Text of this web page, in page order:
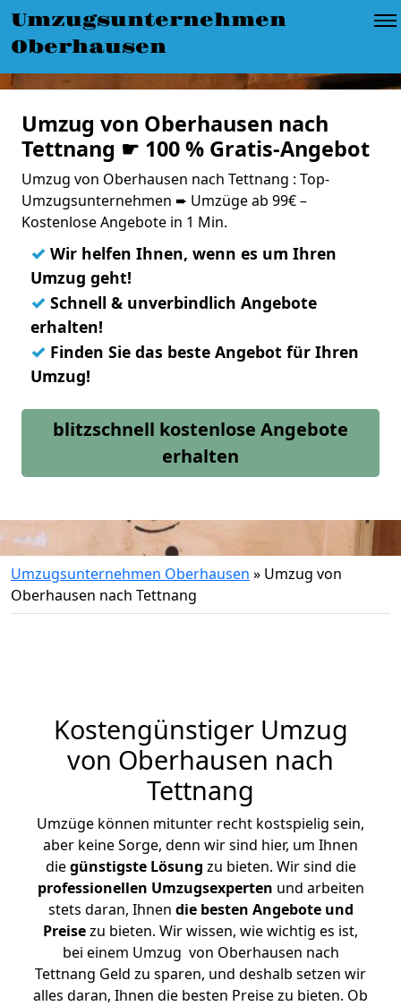
Umzugsunternehmen
Oberhausen
Umzug von Oberhausen nach
Tettnang ☛ 100 % Gratis-Angebot
Umzug von Oberhausen nach Tettnang : Top-
Umzugsunternehmen ➨ Umzüge ab 99€ –
Kostenlose Angebote in 1 Min.
✓ Wir helfen Ihnen, wenn es um Ihren
Umzug geht!
✓ Schnell & unverbindlich Angebote
erhalten!
✓ Finden Sie das beste Angebot für Ihren
Umzug!
blitzschnell kostenlose Angebote
erhalten
Umzugsunternehmen Oberhausen » Umzug von
Oberhausen nach Tettnang
Kostengünstiger Umzug
von Oberhausen nach
Tettnang
Umzüge können mitunter recht kostspielig sein,
aber keine Sorge, denn wir sind hier, um Ihnen
diegünstigste Lösung zu bieten. Wir sind die
professionellen Umzugsexperten und arbeiten
stets daran, Ihnen die besten Angebote und
Preisezu bieten. Wir wissen, wie wichtig es ist,
bei einem Umzug von Oberhausen nach
Tettnang Geld zu sparen, und deshalb setzen wir
alles daran, Ihnen die besten Preise zu bieten. Ob